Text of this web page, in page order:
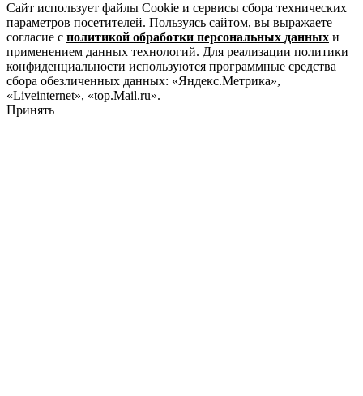
Сайт использует файлы Cookie и сервисы сбора технических
параметров посетителей. Пользуясь сайтом, вы выражаете
согласие с политикой обработки персональных данных и
применением данных технологий. Для реализации политики
конфиденциальности используются программные средства
сбора обезличенных данных: «Яндекс.Метрика»,
«Liveinternet», «top.Mail.ru».
Принять